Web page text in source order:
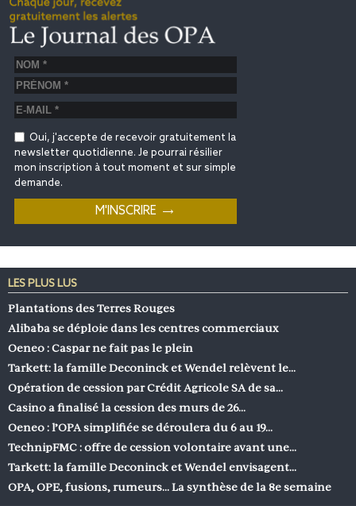
Oui, j'accepte de recevoir gratuitement la
newsletter quotidienne. Je pourrai résilier
mon inscription à tout moment et sur simple
demande.
LES PLUS LUS
Plantations des Terres Rouges
Alibaba se déploie dans les centres commerciaux
Oeneo : Caspar ne fait pas le plein
Tarkett: la famille Deconinck et Wendel relèvent le…
Opération de cession par Crédit Agricole SA de sa…
Casino a finalisé la cession des murs de 26…
Oeneo : l’OPA simplifiée se déroulera du 6 au 19…
TechnipFMC : offre de cession volontaire avant une…
Tarkett: la famille Deconinck et Wendel envisagent…
OPA, OPE, fusions, rumeurs… La synthèse de la 8e semaine